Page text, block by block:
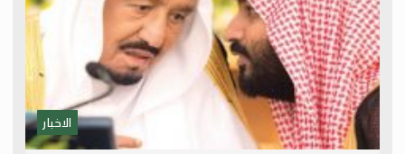
الاخبار